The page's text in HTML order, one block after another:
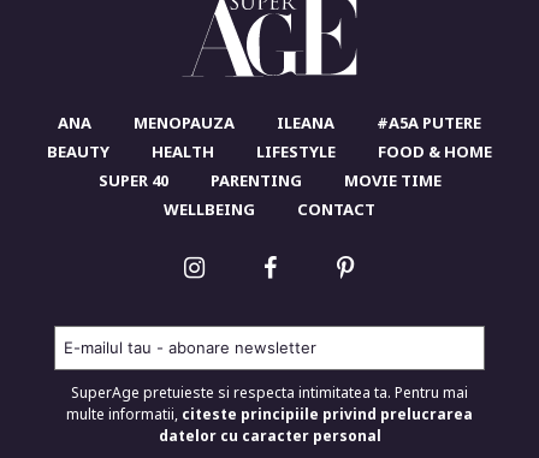
ANA MENOPAUZA ILEANA
#A5A PUTERE
BEAUTY
HEALTH LIFESTYLE
FOOD & HOME
SUPER 40
PARENTING
MOVIE TIME
WELLBEING
CONTACT
SuperAge pretuieste si respecta intimitatea ta. Pentru mai
multe informatii, citeste principiile privind prelucrarea
datelor cu caracter personal